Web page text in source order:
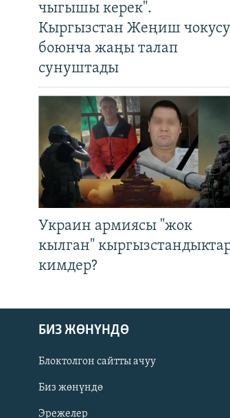
Русский
чыгышы керек".
Кыргызстан Жеңиш чокусу
боюнча жаңы талап
сунуштады
Украин армиясы "жок
кылган"
кимдер?
БИЗ ЖӨНҮНДӨ
Блоктолгон сайтты ачуу
Биз жөнүндө
Эрежелер